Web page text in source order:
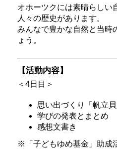
オホーツクには素晴らしい
人々の歴史があります。
みんなで豊かな自然と当時
ょう。
【活動内容】
＜4日目＞
思い出づくり「帆立貝
学びの発表とまとめ
感想文書き
※「子どもゆめ基金」助成